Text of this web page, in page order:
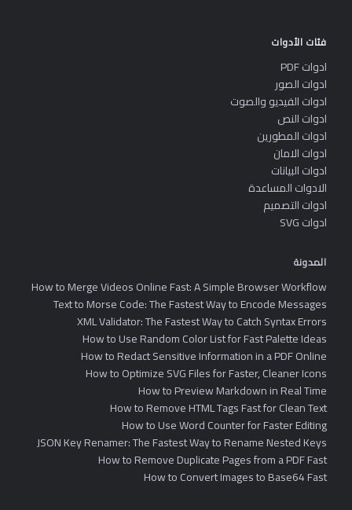
فئات الأدوات
ادوات PDF
ادوات الصور
ادوات الفيديو والصوت
ادوات النص
ادوات المطورين
ادوات الامان
ادوات البيانات
الادوات المساعدة
ادوات التصميم
ادوات SVG
المدونة
How to Merge Videos Online Fast: A Simple Browser Workflow
Text to Morse Code: The Fastest Way to Encode Messages
XML Validator: The Fastest Way to Catch Syntax Errors
How to Use Random Color List for Fast Palette Ideas
How to Redact Sensitive Information in a PDF Online
How to Optimize SVG Files for Faster, Cleaner Icons
How to Preview Markdown in Real Time
How to Remove HTML Tags Fast for Clean Text
How to Use Word Counter for Faster Editing
JSON Key Renamer: The Fastest Way to Rename Nested Keys
How to Remove Duplicate Pages from a PDF Fast
How to Convert Images to Base64 Fast